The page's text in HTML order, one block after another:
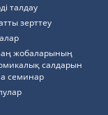
талдау
зерттеу
жобаларының
салдарын
семинар